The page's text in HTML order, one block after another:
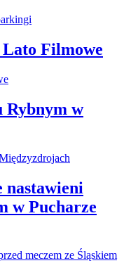
Lato Filmowe
Rybnym w
nastawieni
w Pucharze